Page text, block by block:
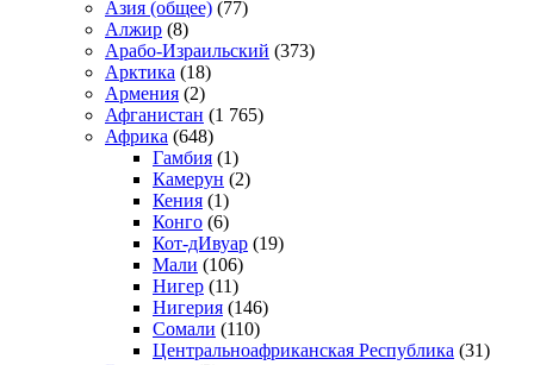
Азия (общее) (77)
Алжир (8)
Арабо-Израильский (373)
Арктика (18)
Армения (2)
Афганистан (1 765)
Африка (648)
Гамбия (1)
Камерун (2)
Кения (1)
Конго (6)
Кот-дИвуар (19)
Мали (106)
Нигер (11)
Нигерия (146)
Сомали (110)
Центральноафриканская Республика (31)